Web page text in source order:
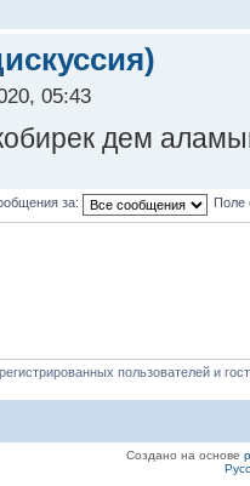
05:43
дем
за: Поле
пользователей и
Создано на основе